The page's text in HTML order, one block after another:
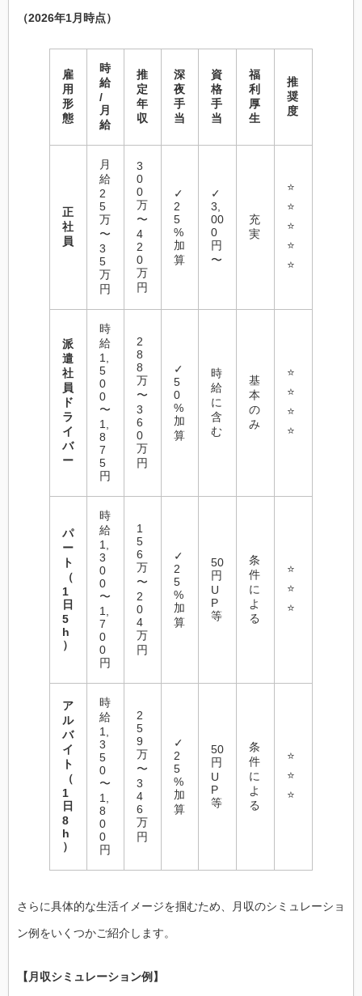
（2026年1月時点）
雇
用
形
態
時
給
/
月
給
推
定
年
収
深
夜
手
当
資
格
手
当
福
利
厚
生
推
奨
度
正
社
員
月
給
2
5
万
〜
3
5
万
円
3
0
0
万
〜
4
2
0
万
円
✓
2
5
%
加
算
✓
3,
00
0
円
〜
充
実
⭐
⭐
⭐
⭐
⭐
派
遣
社
員
ド
ラ
イ
バ
ー
時
給
1,
5
0
0
〜
1,
8
7
5
円
2
8
8
万
〜
3
6
0
万
円
✓
5
0
%
加
算
時
給
に
含
む
基
本
の
み
⭐
⭐
⭐
⭐
パ
ー
ト
（
1
日
5
h
）
時
給
1,
3
0
0
〜
1,
7
0
0
円
1
5
6
万
〜
2
0
4
万
円
✓
2
5
%
加
算
50
円
U
P
等
条
件
に
よ
る
⭐
⭐
⭐
ア
ル
バ
イ
ト
（
1
日
8
h
）
時
給
1,
3
5
0
〜
1,
8
0
0
円
2
5
9
万
〜
3
4
6
万
円
✓
2
5
%
加
算
50
円
U
P
等
条
件
に
よ
る
⭐
⭐
⭐
さらに具体的な生活イメージを掴むため、月収のシミュレーショ
ン例をいくつかご紹介します。
【月収シミュレーション例】